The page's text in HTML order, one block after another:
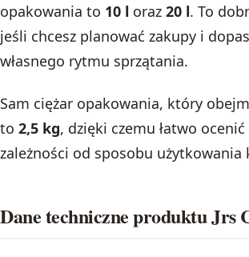
opakowania to 10 l oraz 20 l. To
jeśli chcesz planować zakupy i
własnego rytmu sprzątania.
Sam ciężar opakowania, który
to 2,5 kg, dzięki czemu łatwo
zależności od sposobu użytkowania
Dane techniczne produktu Jrs